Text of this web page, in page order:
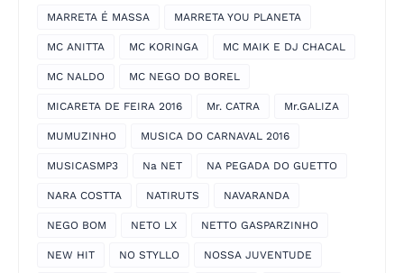
MARRETA É MASSA MARRETA YOU PLANETA
MC ANITTA MC KORINGA MC MAIK E DJ CHACAL
MC NALDO MC NEGO DO BOREL
MICARETA DE FEIRA 2016 Mr. CATRA Mr.GALIZA
MUMUZINHO MUSICA DO CARNAVAL 2016
MUSICASMP3 Na NET NA PEGADA DO GUETTO
NARA COSTTA NATIRUTS NAVARANDA
NEGO BOM NETO LX NETTO GASPARZINHO
NEW HIT NO STYLLO NOSSA JUVENTUDE